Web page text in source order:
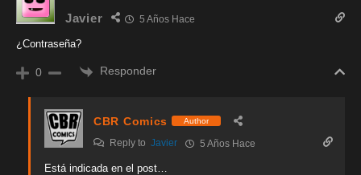
Javier 5 Años Hace
¿Contraseña?
0 Responder
CBR Comics Author
Reply to Javier 5 Años Hace
Está indicada en el post…